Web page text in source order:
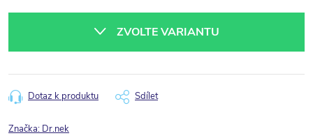
ZVOLTE VARIANTU
Dotaz k produktu Sdílet
Značka: Dr.nek